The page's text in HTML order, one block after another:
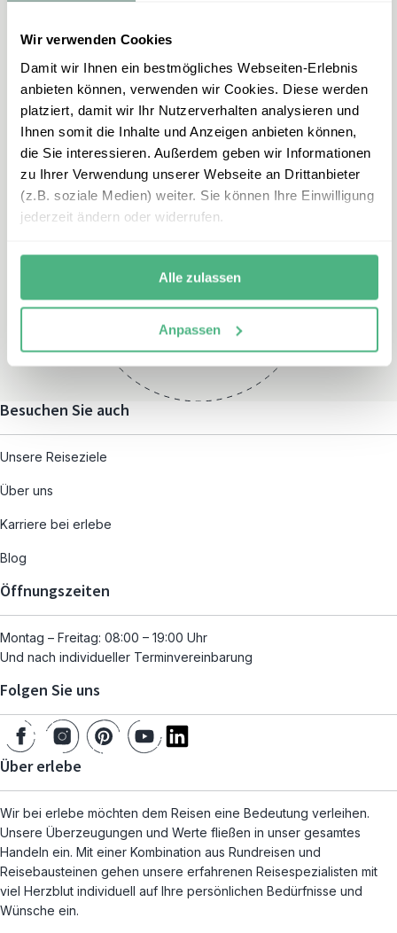
Wir verwenden Cookies
Damit wir Ihnen ein bestmögliches Webseiten-Erlebnis
anbieten können, verwenden wir Cookies. Diese werden
platziert, damit wir Ihr Nutzerverhalten analysieren und
Ihnen somit die Inhalte und Anzeigen anbieten können,
die Sie interessieren. Außerdem geben wir Informationen
zu Ihrer Verwendung unserer Webseite an Drittanbieter
(z.B. soziale Medien) weiter. Sie können Ihre Einwilligung
jederzeit ändern oder widerrufen.
Alle zulassen
Anpassen
E-Mail
srilanka-familienreisen@erle
be.de
Montag – Freitag:
und nach individueller
Terminvereinbarung
Besuchen Sie auch
Unsere Reiseziele
Über uns
Karriere bei erlebe
Blog
Öffnungszeiten
Montag – Freitag: 08:00 – 19:00 Uhr
Und nach individueller Terminvereinbarung
Folgen Sie uns
Über erlebe
Wir bei erlebe möchten dem Reisen eine Bedeutung verleihen.
Unsere Überzeugungen und Werte fließen in unser gesamtes
Handeln ein. Mit einer Kombination aus Rundreisen und
Reisebausteinen gehen unsere erfahrenen Reisespezialisten mit
viel Herzblut individuell auf Ihre persönlichen Bedürfnisse und
Wünsche ein.